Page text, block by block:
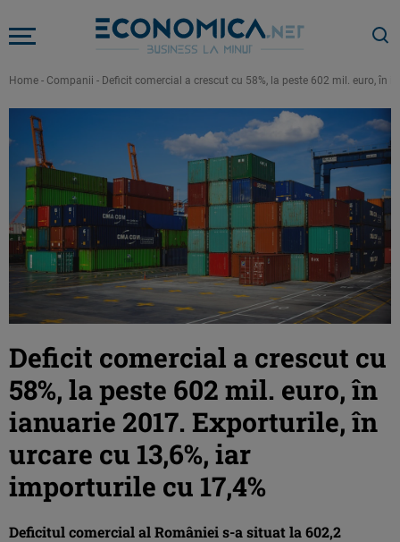
Home - Companii - Deficit comercial a crescut cu 58%, la peste 602 mil. euro, în
Deficit comercial a crescut cu
58%, la peste 602 mil. euro, în
ianuarie 2017. Exporturile, în
urcare cu 13,6%, iar
importurile cu 17,4%
Deficitul comercial al României s-a situat la 602,2